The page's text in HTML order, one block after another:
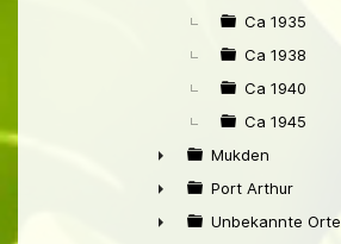
Ca 1935
Ca 1938
Ca 1940
Ca 1945
►
Mukden
►
Port Arthur
Unbekannte Orte